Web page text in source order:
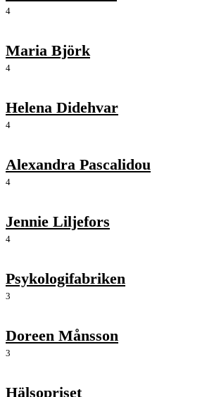
4
Maria Björk
4
Helena Didehvar
4
Alexandra Pascalidou
4
Jennie Liljefors
4
Psykologifabriken
3
Doreen Månsson
3
Hälsopriset